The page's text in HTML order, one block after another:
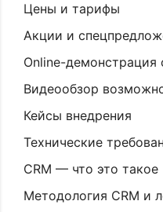
Цены и тарифы
Акции и
Online-демонстрация
Видеообзор
Кейсы внедрения
Технические
CRM — что это такое
Методология CRM и